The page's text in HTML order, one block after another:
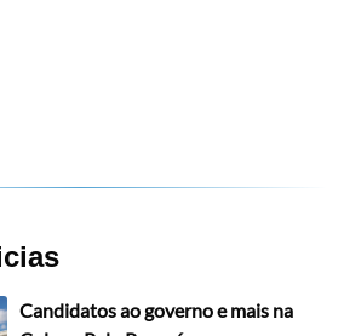
Candidatos ao governo e mais na